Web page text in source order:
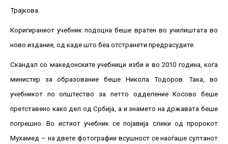
Трајкова.
Коригираниот учебник подоцна беше вратен во училиштата во
ново издание, од каде што беа отстранети предрасудите.
Скандал со македонските учебници изби и во 2010 година, кога
министер за образование беше Никола Тодоров. Така, во
учебникот по општество за петто одделение Косово беше
претставено како дел од Србија, а и знамето на државата беше
погрешно. Во истиот учебник се појавија слики од пророкот
Мухамед – на двете фотографии всушност се наоѓаше султанот